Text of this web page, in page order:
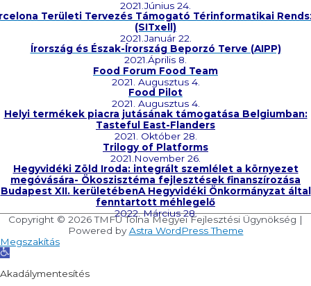
2021.Június 24.
Területi Tervezés Támogató Térinformatikai
(SITxell)
2021.Január 22.
Írország és Észak-Írország Beporzó Terve (AIPP)
2021.Április 8.
Food Forum Food Team
2021. Augusztus 4.
Food Pilot
2021. Augusztus 4.
Helyi termékek piacra jutásának támogatása Belgiumban:
Tasteful East-Flanders
2021. Október 28.
Trilogy of Platforms
2021.November 26.
Hegyvidéki Zöld Iroda: integrált szemlélet a környezet
megóvására- Ökoszisztéma fejlesztések finanszírozása
Budapest XII. kerületébenA Hegyvidéki Önkormányzat által
fenntartott méhlegelő
2022. Március 28.
Copyright © 2026TMFÜ Tolna Megyei Fejlesztési Ügynökség |
Powered byAstra WordPress Theme
Megszakítás
Eszköztár
Akadálymentesítés